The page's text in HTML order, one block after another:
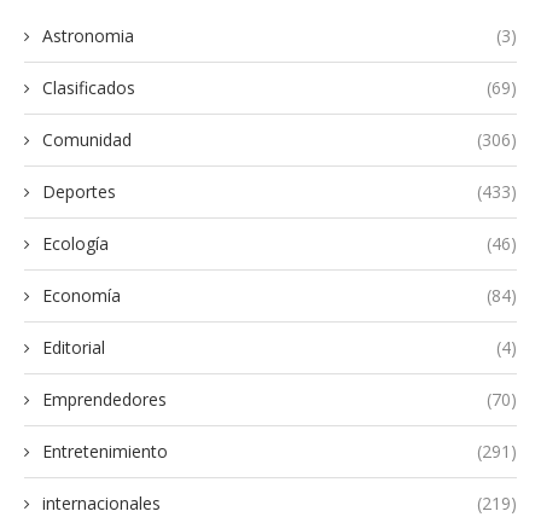
Astronomia (3)
Clasificados (69)
Comunidad (306)
Deportes (433)
Ecología (46)
Economía (84)
Editorial (4)
Emprendedores (70)
Entretenimiento (291)
internacionales (219)